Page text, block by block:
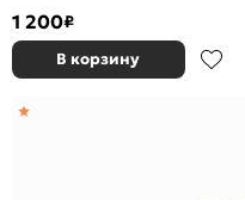
1 200₽
В корзину